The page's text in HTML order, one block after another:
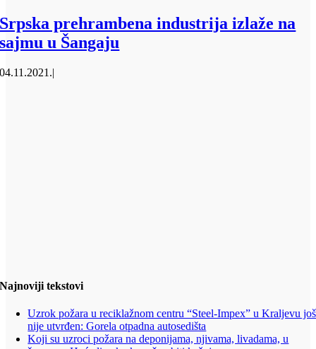
Srpska prehrambena industrija izlaže na
sajmu u Šangaju
04.11.2021.|
Najnoviji tekstovi
Uzrok požara u reciklažnom centru “Steel-Impex” u Kraljevu još
nije utvrđen: Gorela otpadna autosedišta
Koji su uzroci požara na deponijama, njivama, livadama, u